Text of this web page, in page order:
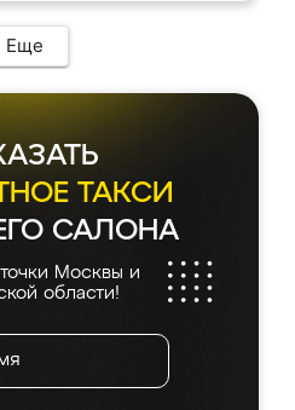
Еще
ТАКСИ
САЛОНА
Москвы и
области!